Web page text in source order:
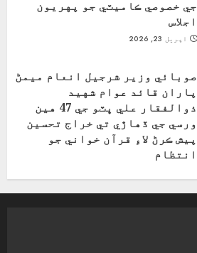
جي خصوصي ڪاميٽي جو پهريون
اجلاس
اپریل 23, 2026
صوبائي وزير شرجيل انعام ميمڻ
پاران قائد عوام شهيد
ذوالفقار علي ڀٽو جي 47 هين
ورسي جي ڏهاڙي تي خراج تحسين
پيش ڪرڻ لاءِ قرآن خواني جو
انتظام